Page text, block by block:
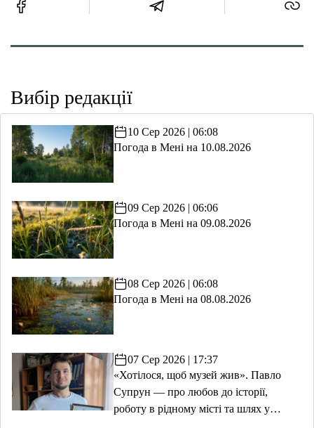
Вибір редакції
10 Сер 2026 | 06:08
Погода в Мені на 10.08.2026
09 Сер 2026 | 06:06
Погода в Мені на 09.08.2026
08 Сер 2026 | 06:08
Погода в Мені на 08.08.2026
07 Сер 2026 | 17:37
«Хотілося, щоб музей жив». Павло
Супрун — про любов до історії,
роботу в рідному місті та шлях у